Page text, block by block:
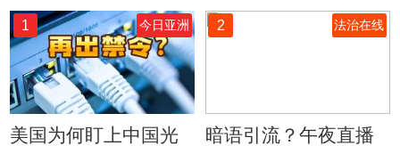
1 今日亚洲
美国为何盯上中国光
2 法治在线
暗语引流？午夜直播